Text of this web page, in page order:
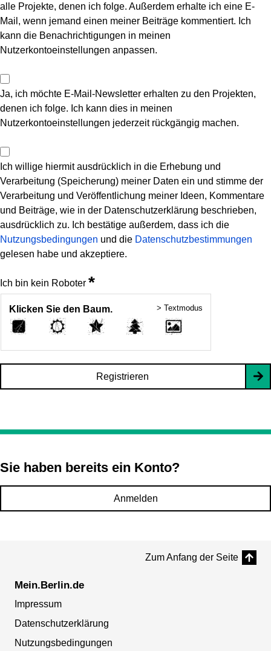
alle Projekte, denen ich folge. Außerdem erhalte ich eine E-
Mail, wenn jemand einen meiner Beiträge kommentiert. Ich
kann die Benachrichtigungen in meinen
Nutzerkontoeinstellungen anpassen.
Ja, ich möchte E-Mail-Newsletter erhalten zu den Projekten,
denen ich folge. Ich kann dies in meinen
Nutzerkontoeinstellungen jederzeit rückgängig machen.
Ich willige hiermit ausdrücklich in die Erhebung und
Verarbeitung (Speicherung) meiner Daten ein und stimme der
Verarbeitung und Veröffentlichung meiner Ideen, Kommentare
und Beiträge, wie in der Datenschutzerklärung beschrieben,
ausdrücklich zu. Ich bestätige außerdem, dass ich die
Nutzungsbedingungen und die Datenschutzbestimmungen
gelesen habe und akzeptiere.
Ich bin kein Roboter *
Klicken Sie den Baum. > Textmodus
Registrieren
Sie haben bereits ein Konto?
Anmelden
Zum Anfang der Seite
Mein.Berlin.de
Impressum
Datenschutzerklärung
Nutzungsbedingungen